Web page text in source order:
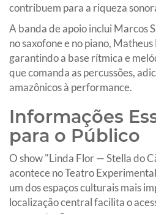
contribuem para a riqueza
A banda de apoio inclui Marcos
no saxofone e no piano,
garantindo a base rítmica e
que comanda as percussões,
amazônicos à performance.
Informações
para o Público
O show "Linda Flor — Stella do
acontece no Teatro
um dos espaços culturais mais
localização central facilita o